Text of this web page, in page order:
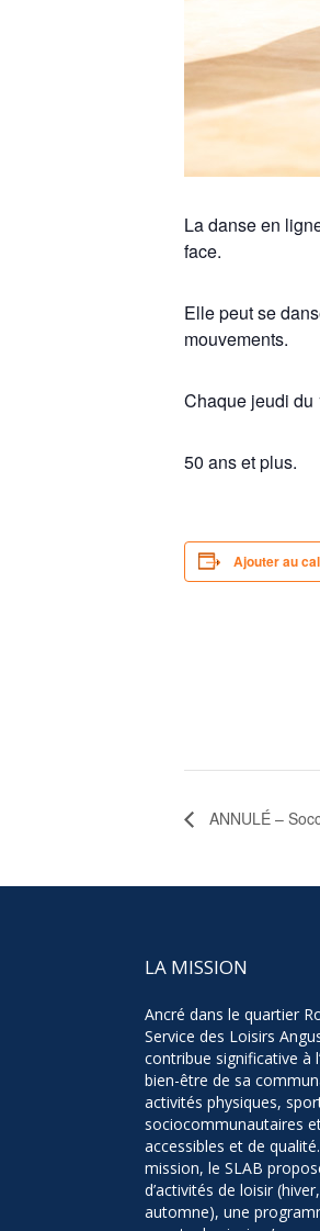
La danse en
face.
Elle peut se
mouvements.
Chaque jeudi du
50 ans et plus.
Ajouter au
ANNULÉ –
LA MISSION
Ancré dans le quartier
Service des Loisirs
contribue significative à
bien-être de sa
activités physiques,
sociocommunautaires
accessibles et de
mission, le SLAB
d’activités de loisir
automne), une